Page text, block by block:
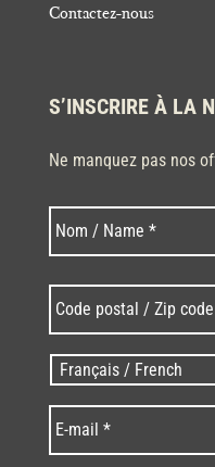
Contactez-nous
S’INSCRIRE À LA
Ne manquez pas nos
Nom *
postal
/
Zip
code
* *
Langues
/
Language *
mail *